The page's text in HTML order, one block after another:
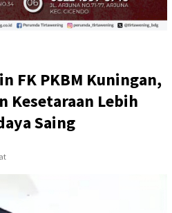
FK PKBM Kuningan,
Kesetaraan Lebih
Saing